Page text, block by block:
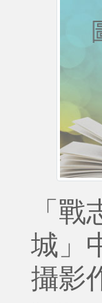
「
城」
攝影